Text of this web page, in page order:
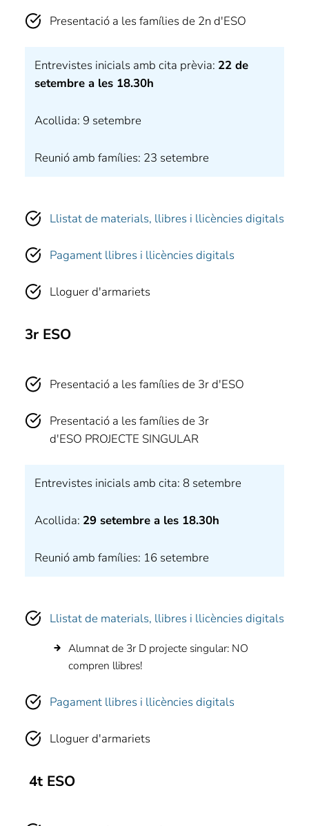
Presentació a les famílies de 2n d'ESO
Entrevistes inicials amb cita prèvia: 22 de
setembre a les 18.30h
Acollida: 9 setembre
Reunió amb famílies: 23 setembre
Llistat de materials, llibres i llicències digitals
Pagament llibres i llicències digitals
Lloguer d'armariets
3r ESO
Presentació a les famílies de 3r d'ESO
Presentació a les famílies de 3r
d'ESO PROJECTE SINGULAR
Entrevistes inicials amb cita: 8 setembre
Acollida: 29 setembre a les 18.30h
Reunió amb famílies: 16 setembre
Llistat de materials, llibres i llicències digitals
Alumnat de 3r D projecte singular: NO
compren llibres!
Pagament llibres i llicències digitals
Lloguer d'armariets
4t ESO